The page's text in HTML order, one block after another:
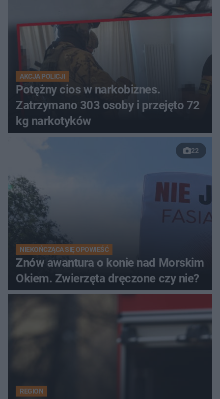
AKCJA POLICJI
Potężny cios w narkobiznes.
Zatrzymano 303 osoby i przejęto 72
kg narkotyków
22
NIEKOŃCZĄCA SIĘ OPOWIEŚĆ
Znów awantura o konie nad Morskim
Okiem. Zwierzęta dręczone czy nie?
REGION